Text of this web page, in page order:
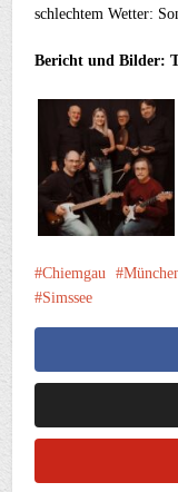
schlechtem Wetter:
Bericht und Bilder:
Chiemgau
Simssee